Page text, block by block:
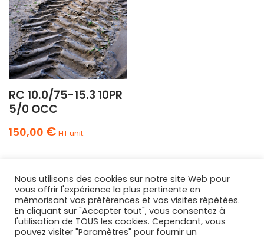
RC 10.0/75-15.3 10PR
5/0 OCC
150,00 € HT unit.
AGRIPNEUS
Nous utilisons des cookies sur notre site Web pour
vous offrir l'expérience la plus pertinente en
mémorisant vos préférences et vos visites répétées.
En cliquant sur "Accepter tout", vous consentez à
l'utilisation de TOUS les cookies. Cependant, vous
pouvez visiter "Paramètres" pour fournir un